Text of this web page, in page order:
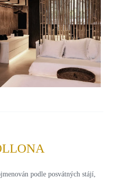
KLIKNI
podle posvátných stájí,